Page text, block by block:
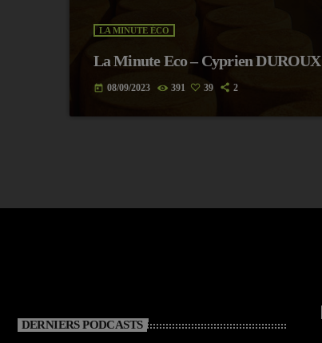
LA MINUTE ÉCO
La Minute Eco – Cyprien DUROUX
today 08/09/2023 391 39 2
DERNIERS PODCASTS